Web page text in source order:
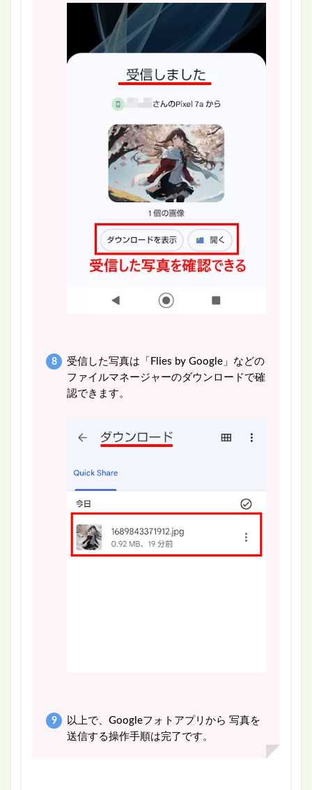
受信した写真は「Flies by Google」などの
ファイルマネージャーのダウンロードで確
認できます。
以上で、Googleフォトアプリから 写真を
送信する操作手順は完了です。